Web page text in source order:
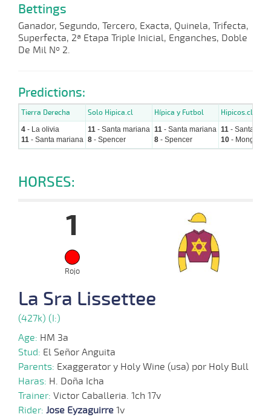
Bettings
Ganador, Segundo, Tercero, Exacta, Quinela, Trifecta,
Superfecta, 2ª Etapa Triple Inicial, Enganches, Doble
De Mil Nº 2.
Predictions:
Tierra Derecha Solo Hipica.cl Hípica y Futbol Hipicos.cl
4 - La olivia
11 - Santa mariana
11 - Santa mariana
8 - Spencer
11 - Santa mariana
8 - Spencer
11 - Santa
10 - Mongagua
HORSES:
1
Rojo
La Sra Lissettee
(427k) (I:)
Age: HM 3a
Stud: El Señor Anguita
Parents: Exaggerator y Holy Wine (usa) por Holy Bull
Haras: H. Doña Icha
Trainer: Victor Caballeria. 1ch 17v
Rider: Jose Eyzaguirre 1v